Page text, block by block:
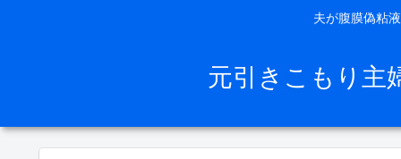
夫が腹膜偽粘
元引きこもり主